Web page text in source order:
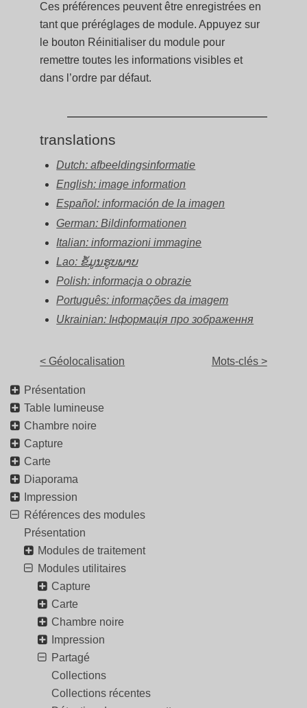
Ces préférences peuvent être enregistrées en
tant que préréglages de module. Appuyez sur
le bouton Réinitialiser du module pour
remettre toutes les informations visibles et
dans l’ordre par défaut.
translations
Dutch: afbeeldingsinformatie
English: image information
Español: información de la imagen
German: Bildinformationen
Italian: informazioni immagine
Lao: ຂໍ້ມູນຮູບພາບ
Polish: informacja o obrazie
Português: informações da imagem
Ukrainian: Інформація про зображення
< Géolocalisation Mots-clés >
Présentation
Table lumineuse
Chambre noire
Capture
Carte
Diaporama
Impression
Références des modules
Présentation
Modules de traitement
Modules utilitaires
Capture
Carte
Chambre noire
Impression
Partagé
Collections
Collections récentes